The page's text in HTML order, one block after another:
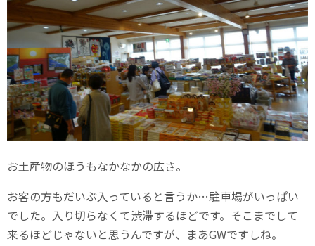
お土産物のほうもなかなかの広さ。
お客の方もだいぶ入っていると言うか…駐車場がいっぱい
でした。入り切らなくて渋滞するほどです。そこまでして
来るほどじゃないと思うんですが、まあGWですしね。